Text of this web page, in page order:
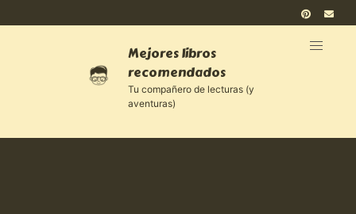
Mejores libros
recomendados
Tu compañero de lecturas (y
aventuras)